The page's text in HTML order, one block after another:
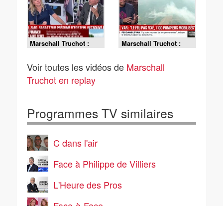
Marschall Truchot :
Daniel Siad, rabatteur
retrouvé mort - 22/07
Marschall Truchot :
Var, le feu pas fixé, 1
mobilisés - 22/07
Voir toutes les vidéos de Marschall
Truchot en replay
Programmes TV similaires
C dans l'air
Face à Philippe de Villiers
L'Heure des Pros